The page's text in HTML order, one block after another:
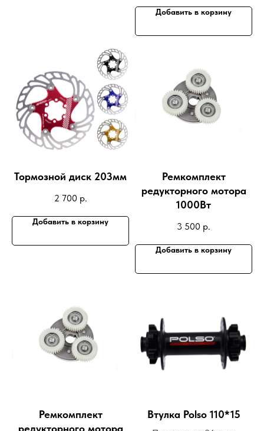
Добавить в корзину
Тормозной диск 203мм
2 700 р.
Добавить в корзину
Ремкомплект
редукторного мотора
1000Вт
3 500 р.
Добавить в корзину
Ремкомплект
редукторного мотора
Втулка Polso 110*15